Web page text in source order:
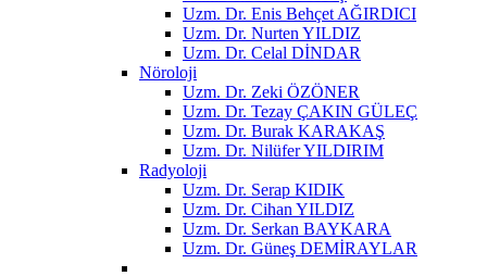
Uzm. Dr. Enis Behçet AĞIRDICI
Uzm. Dr. Nurten YILDIZ
Uzm. Dr. Celal DİNDAR
Nöroloji
Uzm. Dr. Zeki ÖZÖNER
Uzm. Dr. Tezay ÇAKIN GÜLEÇ
Uzm. Dr. Burak KARAKAŞ
Uzm. Dr. Nilüfer YILDIRIM
Radyoloji
Uzm. Dr. Serap KIDIK
Uzm. Dr. Cihan YILDIZ
Uzm. Dr. Serkan BAYKARA
Uzm. Dr. Güneş DEMİRAYLAR